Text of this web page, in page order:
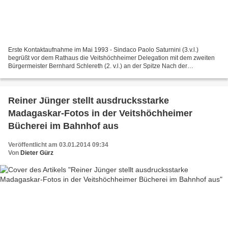
Erste Kontaktaufnahme im Mai 1993 - Sindaco Paolo Saturnini (3.v.l.)
begrüßt vor dem Rathaus die Veitshöchheimer Delegation mit dem zweiten
Bürgermeister Bernhard Schlereth (2. v.l.) an der Spitze Nach der
Reiner Jünger stellt ausdrucksstarke
Madagaskar-Fotos in der Veitshöchheimer
Bücherei im Bahnhof aus
Veröffentlicht am 03.01.2014 09:34
Von Dieter Gürz